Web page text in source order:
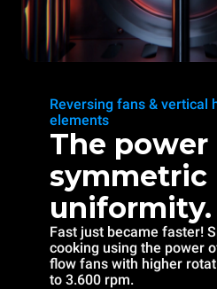
Reversing fans & vertical
elements
The power
symmetric
uniformity.
Fast just became faster!
cooking using the power
flow fans with higher
to 3.600 rpm.